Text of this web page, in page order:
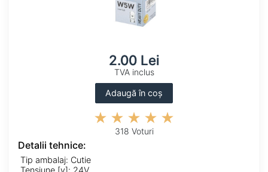
2.00 Lei
TVA inclus
Adaugă în coș
318 Voturi
Detalii tehnice:
Tip ambalaj: Cutie